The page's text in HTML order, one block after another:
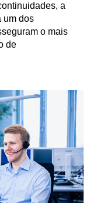
a
um dos
o mais
de